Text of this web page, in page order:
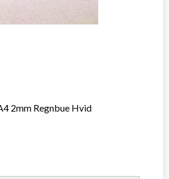
2mm Regnbue Hvid